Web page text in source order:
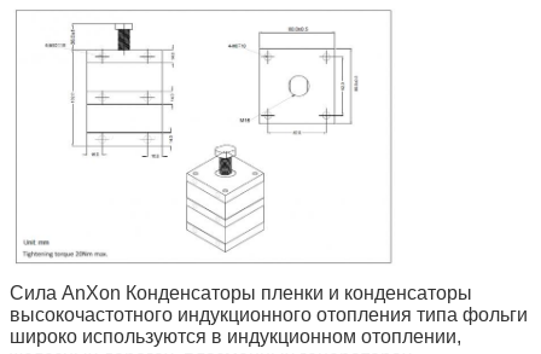
Сила AnXon Конденсаторы пленки и конденсаторы
высокочастотного индукционного отопления типа фольги
широко используются в индукционном отоплении,